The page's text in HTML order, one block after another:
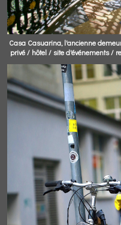
Casa Casuarina, l'ancienne
privé / hôtel / site d'événements /